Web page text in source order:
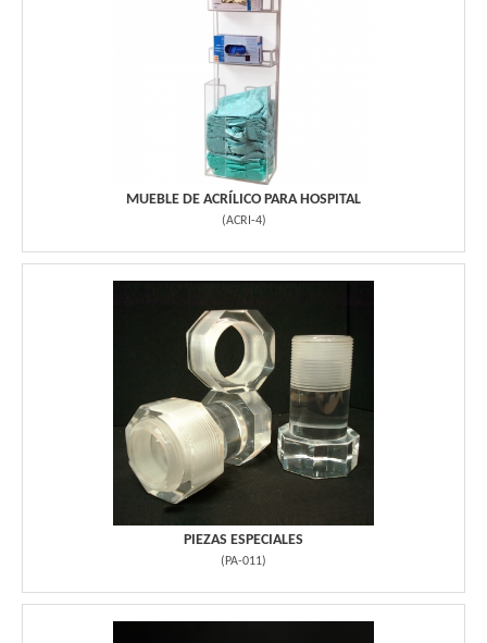
MUEBLE DE ACRÍLICO PARA HOSPITAL
(ACRI-4)
PIEZAS ESPECIALES
( PA-011)